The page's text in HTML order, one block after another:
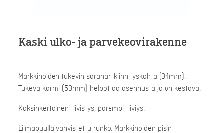
Kaski ulko- ja parvekeovirakenne
Markkinoiden tukevin saranan kiinnityskohta (34mm).
Tukeva karmi (53mm) helpottaa asennusta ja on kestävä.
Kaksinkertainen tiivistys, parempi tiiviys.
Liimapuulla vahvistettu runko. Markkinoiden pisin